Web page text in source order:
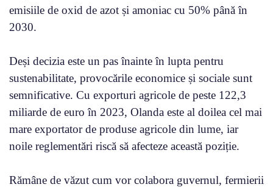
emisiile de oxid de azot și amoniac cu 50% până în
2030.
Deși decizia este un pas înainte în lupta pentru
sustenabilitate, provocările economice și sociale sunt
semnificative. Cu exporturi agricole de peste 122,3
miliarde de euro în 2023, Olanda este al doilea cel mai
mare exportator de produse agricole din lume, iar
noile reglementări riscă să afecteze această poziție.
Rămâne de văzut cum vor colabora guvernul, fermierii